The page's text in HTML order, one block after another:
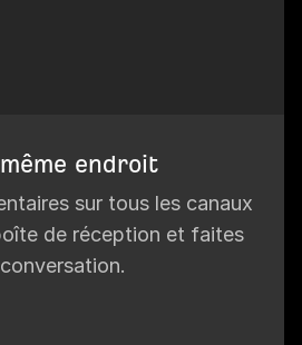
endroit
sur tous les canaux
de réception et faites